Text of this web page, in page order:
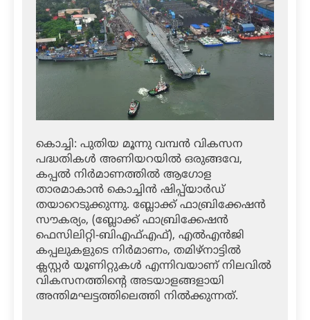
കൊച്ചി: പുതിയ മൂന്നു വമ്പന്‍ വികസന
പദ്ധതികള്‍ അണിയറയില്‍ ഒരുങ്ങവേ,
കപ്പല്‍ നിര്‍മാണത്തില്‍ ആഗോള
താരമാകാന്‍ കൊച്ചിന്‍ ഷിപ്പ്‌യാര്‍ഡ്
തയാറെടുക്കുന്നു. ബ്ലോക്ക് ഫാബ്രിക്കേഷന്‍
സൗകര്യം, (ബ്ലോക്ക് ഫാബ്രിക്കേഷന്‍
ഫെസിലിറ്റി-ബിഎഫ്എഫ്), എല്‍എന്‍ജി
കപ്പലുകളുടെ നിര്‍മാണം, തമിഴ്‌നാട്ടില്‍
ക്ലസ്റ്റര്‍ യൂണിറ്റുകള്‍ എന്നിവയാണ് നിലവില്‍
വികസനത്തിന്റെ അടയാളങ്ങളായി
അന്തിമഘട്ടത്തിലെത്തി നില്‍ക്കുന്നത്.